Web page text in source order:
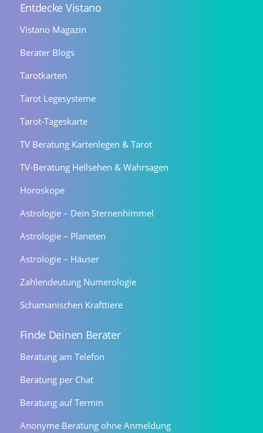
Entdecke Vistano
Vistano Magazin
Berater Blogs
Tarotkarten
Tarot Legesysteme
Tarot-Tageskarte
TV Beratung Kartenlegen & Tarot
TV-Beratung Hellsehen & Wahrsagen
Horoskope
Astrologie – Dein Sternenhimmel
Astrologie – Planeten
Astrologie – Häuser
Zahlendeutung Numerologie
Schamanischen Krafttiere
Finde Deinen Berater
Beratung am Telefon
Beratung per Chat
Beratung auf Termin
Anonyme Beratung ohne Anmeldung